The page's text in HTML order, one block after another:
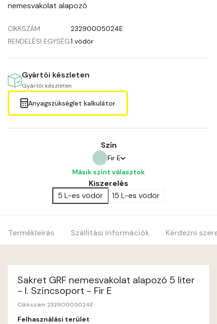
nemesvakolat alapozó
CIKKSZÁM
23290005024E
RENDELÉSI EGYSÉG1 vödör
Gyártói készleten
Gyártói készleten
Anyagszükséglet kalkulátor
Szín
Fir E
Bone C
Amber E
Antimony E
Másik színt választok
Kiszerelés
5 L-es vödör
15 L-es vödör
Termékleírás Szállítási információk Kérdezni
Sakret GRF nemesvakolat alapozó 5 liter
- I. Színcsoport - Fir E
Cikkszám 23290005024E
Felhasználási terület